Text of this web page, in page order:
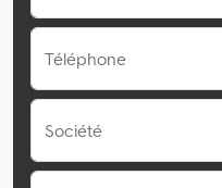
Téléphone
Société